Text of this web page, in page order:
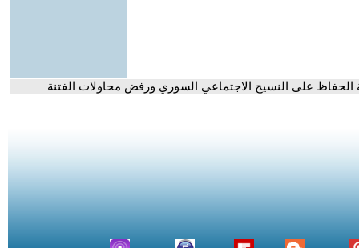
على النسيج الاجتماعي السوري ورفض محاولات الفتنة